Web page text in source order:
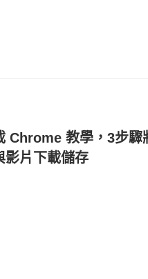
Chrome 教學，3步驟
影片下載儲存